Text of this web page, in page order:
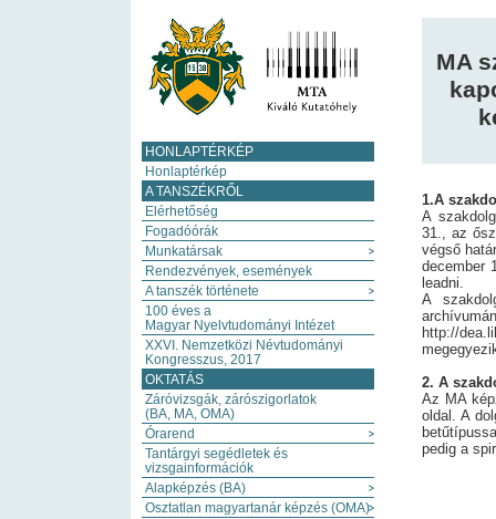
MA
1.A
A
31., az
végső
december
leadni.
A
http://
2. A
Az MA
oldal. A
pedig a
HONLAPTÉRKÉP
Honlaptérkép
A TANSZÉKRŐL
Elérhetőség
Fogadóórák
Munkatársak
Rendezvények, események
A tanszék története
100 éves a
Magyar Nyelvtudományi Intézet
XXVI. Nemzetközi Névtudományi
Kongresszus, 2017
OKTATÁS
Záróvizsgák, zárószigorlatok
(BA, MA, OMA)
Órarend
Tantárgyi segédletek és
vizsgainformációk
Alapképzés (BA)
Osztatlan magyartanár képzés (OMA)